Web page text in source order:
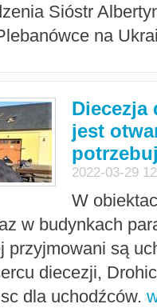
Sióstr
na
Diecezja
jest
2022-03-29
W
w budynkach
przyjmowani są
diecezji,
dla uchodźców.